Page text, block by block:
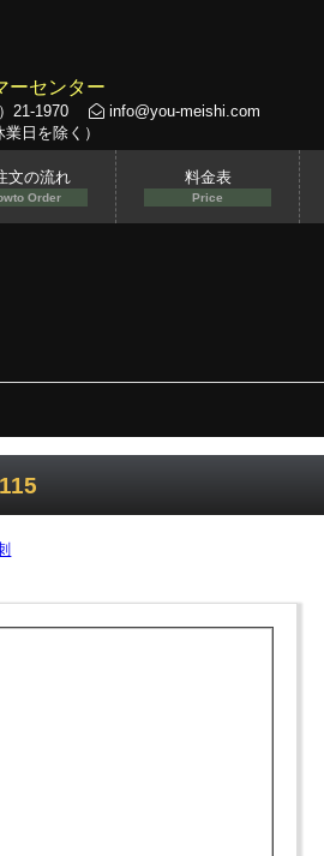
ーセンター
）21-1970
info@you-meishi.com
日を除く）
文の流れ
Order
料金表
Price